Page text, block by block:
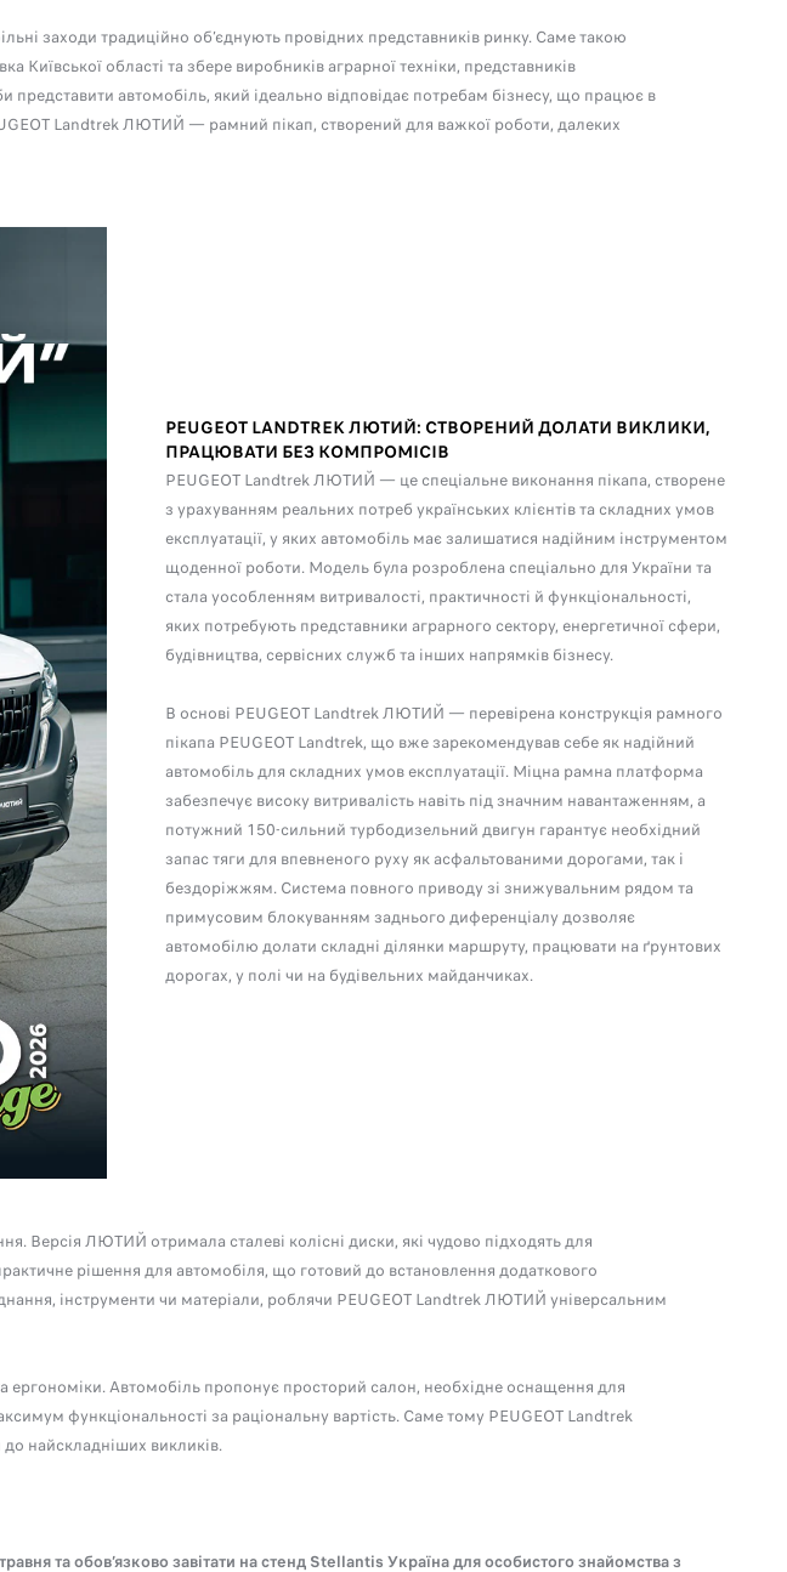
заходи традиційно об’єднують провідних представників ринку. Саме такою
Київської області та збере виробників аграрної техніки, представників
представити автомобіль, який ідеально відповідає потребам бізнесу, що працює в
Landtrek ЛЮТИЙ — рамний пікап, створений для важкої роботи, далеких
PEUGEOT LANDTREK ЛЮТИЙ: СТВОРЕНИЙ ДОЛАТИ ВИКЛИКИ,
ПРАЦЮВАТИ БЕЗ КОМПРОМІСІВ
PEUGEOT Landtrek ЛЮТИЙ — це спеціальне виконання пікапа, створене
з урахуванням реальних потреб українських клієнтів та складних умов
експлуатації, у яких автомобіль має залишатися надійним інструментом
щоденної роботи. Модель була розроблена спеціально для України та
стала уособленням витривалості, практичності й функціональності,
яких потребують представники аграрного сектору, енергетичної сфери,
будівництва, сервісних служб та інших напрямків бізнесу.
В основі PEUGEOT Landtrek ЛЮТИЙ — перевірена конструкція рамного
пікапа PEUGEOT Landtrek, що вже зарекомендував себе як надійний
автомобіль для складних умов експлуатації. Міцна рамна платформа
забезпечує високу витривалість навіть під значним навантаженням, а
потужний 150-сильний турбодизельний двигун гарантує необхідний
запас тяги для впевненого руху як асфальтованими дорогами, так і
бездоріжжям. Система повного приводу зі знижувальним рядом та
примусовим блокуванням заднього диференціалу дозволяє
автомобілю долати складні ділянки маршруту, працювати на ґрунтових
дорогах, у полі чи на будівельних майданчиках.
Версія ЛЮТИЙ отримала сталеві колісні диски, які чудово підходять для
рішення для автомобіля, що готовий до встановлення додаткового
інструменти чи матеріали, роблячи PEUGEOT Landtrek ЛЮТИЙ універсальним
Автомобіль пропонує просторий салон, необхідне оснащення для
функціональності за раціональну вартість. Саме тому PEUGEOT Landtrek
найскладніших викликів.
та обов’язково завітати на стенд Stellantis Україна для особистого знайомства з